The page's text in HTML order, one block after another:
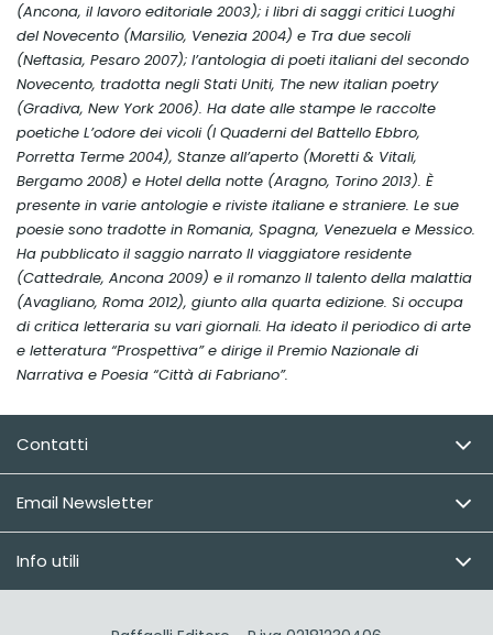
(Ancona, il lavoro editoriale 2003); i libri di saggi criticiLuoghi
del Novecento (Marsilio, Venezia 2004) e Tra due secoli
(Neftasia, Pesaro 2007); l’antologia di poeti italiani del secondo
Novecento, tradotta negli Stati Uniti, The new italian poetry
(Gradiva, New York 2006). Ha date alle stampe le raccolte
poetiche L’odore dei vicoli(I Quaderni del Battello Ebbro,
Porretta Terme 2004), Stanze all’aperto (Moretti & Vitali,
Bergamo 2008) e Hotel della notte (Aragno, Torino 2013). È
presente in varie antologie e riviste italiane e straniere. Le sue
poesie sono tradotte in Romania, Spagna, Venezuela e Messico.
Ha pubblicato il saggio narrato Il viaggiatore residente
(Cattedrale, Ancona 2009) e il romanzo Il talento della malattia
(Avagliano, Roma 2012), giunto alla quarta edizione. Si occupa
di critica letteraria su vari giornali. Ha ideato il periodico di arte
e letteratura “Prospettiva” e dirige il Premio Nazionale di
Narrativa e Poesia “Città di Fabriano”.
Contatti
Email Newsletter
Info utili